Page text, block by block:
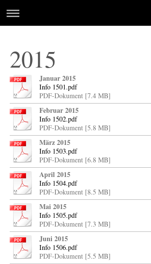
2015
Januar 2015
Info 1501.pdf
PDF-Dokument [7.4 MB]
Februar 2015
Info 1502.pdf
PDF-Dokument [5.8 MB]
März 2015
Info 1503.pdf
PDF-Dokument [6.8 MB]
April 2015
Info 1504.pdf
PDF-Dokument [8.5 MB]
Mai 2015
Info 1505.pdf
PDF-Dokument [7.3 MB]
Juni 2015
Info 1506.pdf
PDF-Dokument [5.5 MB]